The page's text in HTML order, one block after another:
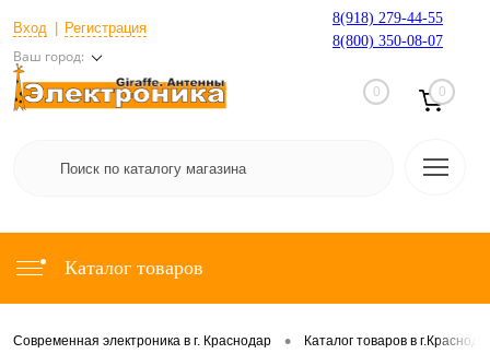
Вход Регистрация
Ваш город:
8(918) 279-44-55
8(800) 350-08-07
0 0
Каталог товаров
Современная электроника в г. Краснодар • Каталог товаров в